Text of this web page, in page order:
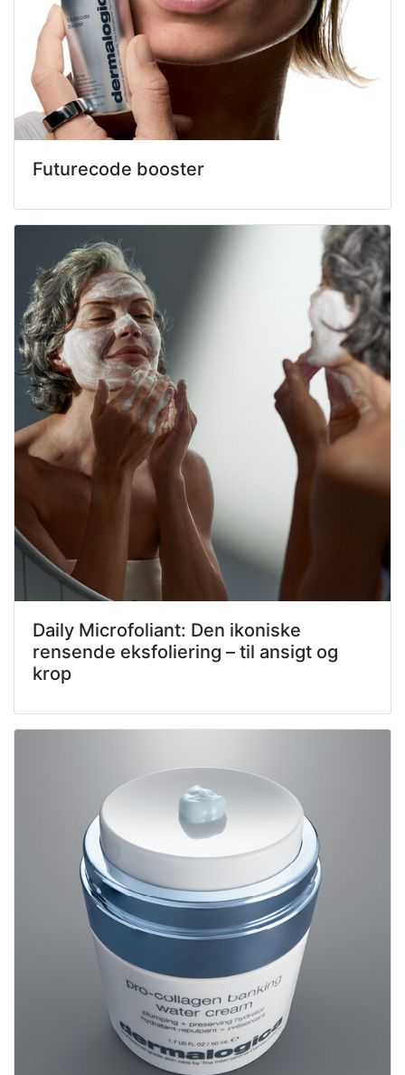
Futurecode booster
Daily Microfoliant: Den ikoniske
rensende eksfoliering – til ansigt og
krop